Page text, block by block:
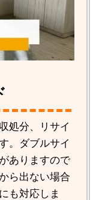
処分、リサイ
。ダブルサイ
ありますので
ら出ない場合
も対応しま